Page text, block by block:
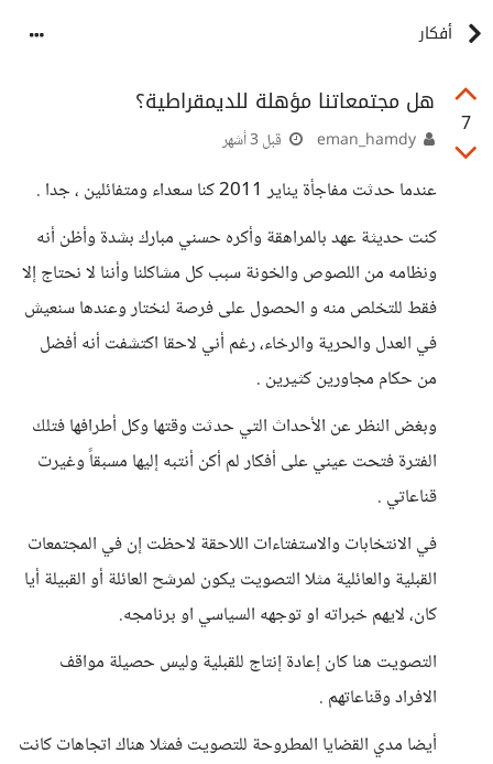
أفكار
7
هل مجتمعاتنا مؤهلة للديمقراطية؟
قبل 3 أشهر
عندما حدثت مفاجأة يناير 2011 كنا سعداء ومتفائلين ، جدا .
كنت حديثة عهد بالمراهقة وأكره حسني مبارك بشدة وأظن أنه
ونظامه من اللصوص والخونة سبب كل مشاكلنا وأننا لا نحتاج إلا
فقط للتخلص منه و الحصول على فرصة لنختار وعندها سنعيش
في العدل والحرية والرخاء، رغم أني لاحقا اكتشفت أنه أفضل
من حكام مجاورين كثيرين .
وبغض النظر عن الأحداث التي حدثت وقتها وكل أطرافها فتلك
الفترة فتحت عيني على أفكار لم أكن أنتبه إليها مسبقاً وغيرت
قناعاتي .
في الانتخابات والاستفتاءات اللاحقة لاحظت إن في المجتمعات
القبلية والعائلية مثلا التصويت يكون لمرشح العائلة أو القبيلة أيا
كان، لايهم خبراته او توجهه السياسي او برنامجه.
التصويت هنا كان إعادة إنتاج للقبلية وليس حصيلة مواقف
الافراد وقناعاتهم .
أيضا مدي القضايا المطروحة للتصويت فمثلا هناك اتجاهات كانت